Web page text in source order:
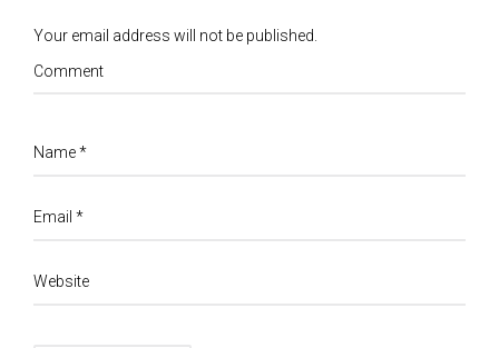
Your email address will not be published.
Comment
Name*
Email *
Website